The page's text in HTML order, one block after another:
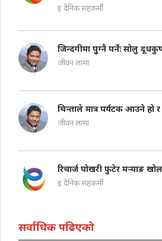
इ दैनिक सहकर्मी
जिन्दगीमा पुुग्नै पर्नेः सोलु
जीवन लामा
चिन्ताले मात्र पर्यटक आउने हो र
जीवन लामा
रिचार्ज पोखरी फुटेर मऱ्याङ
इ दैनिक सहकर्मी
सर्वाधिक पढिएको